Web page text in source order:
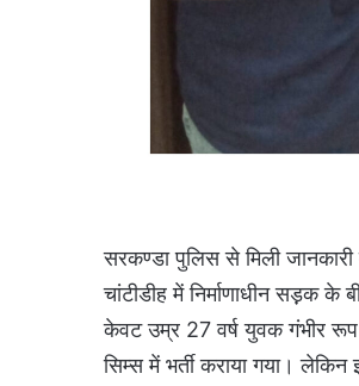
सरकण्डा पुलिस से मिली
चांटीडीह में निर्माणाधीन सड़़क के
केवट उम्र 27 वर्ष युवक गंभीर
सिम्स में भर्ती कराया गया।